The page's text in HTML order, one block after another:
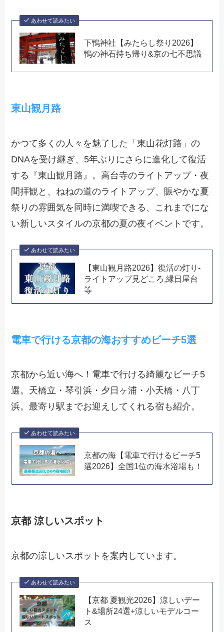
あわせて読みたい
下鴨神社【みたらし祭り2026】
鴨の神石持ち帰り&京の七不思議
東山観月路
かつて多くの人々を魅了した「東山花灯路」の
DNAを受け継ぎ、5年ぶりにさらに進化して復活
する『東山観月路』。高台寺のライトアップ・夜
間拝観と、ねねの道のライトアップ、賑やかな夏
祭りの雰囲気を同時に満喫できる、これまでにな
い新しいスタイルの京都の夏の夜イベントです。
あわせて読みたい
【東山観月路2026】復活の灯り-
ライトアップ見どころ,縁日屋台
等
電車で行ける京都の海おすすめビーチ5選
京都から近い海へ！電車で行ける綺麗なビーチ5
選。天橋立・琴引浜・夕日ヶ浦・小天橋・八丁
浜。最寄り駅までお迎えしてくれる宿も紹介。
あわせて読みたい
京都の海【電車で行けるビーチ5
選2026】全国1位の海水浴場も！
京都 涼しいスポット
京都の涼しいスポットを案内しています。
あわせて読みたい
【京都 夏観光2026】涼しいデー
ト&場所24選+涼しいモデルコー
ス